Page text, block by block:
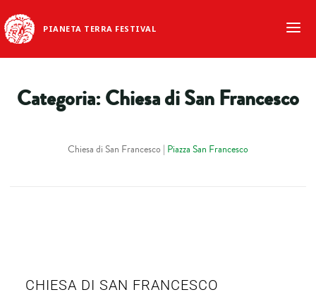
PIANETA TERRA FESTIVAL
Categoria:Chiesa di San Francesco
Chiesa di San Francesco | Piazza San Francesco
CHIESA DI SAN FRANCESCO